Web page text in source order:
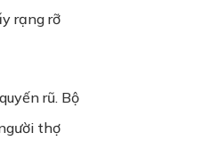
rạng rỡ
rũ. Bộ
thợ